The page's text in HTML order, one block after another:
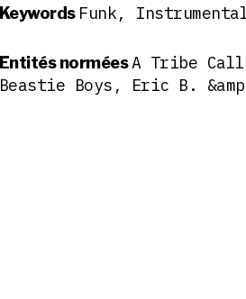
Keywords Funk,
Entités norméesA Tribe
Beastie Boys, Eric B.